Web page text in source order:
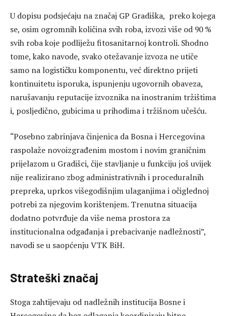
U dopisu podsjećaju na značaj GP Gradiška, preko kojega
se, osim ogromnih količina svih roba, izvozi više od 90 %
svih roba koje podliježu fitosanitarnoj kontroli. Shodno
tome, kako navode, svako otežavanje izvoza ne utiče
samo na logističku komponentu, već direktno prijeti
kontinuitetu isporuka, ispunjenju ugovornih obaveza,
narušavanju reputacije izvoznika na inostranim tržištima
i, posljedično, gubicima u prihodima i tržišnom učešću.
“Posebno zabrinjava činjenica da Bosna i Hercegovina
raspolaže novoizgrađenim mostom i novim graničnim
prijelazom u Gradišci, čije stavljanje u funkciju još uvijek
nije realizirano zbog administrativnih i proceduralnih
prepreka, uprkos višegodišnjim ulaganjima i očiglednoj
potrebi za njegovim korištenjem. Trenutna situacija
dodatno potvrđuje da više nema prostora za
institucionalna odgađanja i prebacivanje nadležnosti”,
navodi se u saopćenju VTK BiH.
Strateški značaj
Stoga zahtijevaju od nadležnih institucija Bosne i